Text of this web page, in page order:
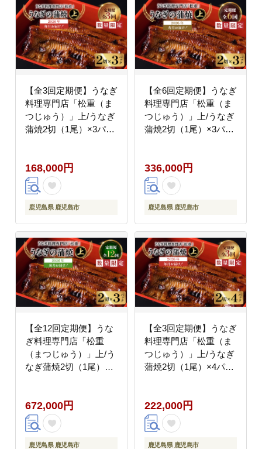
【全3回定期便】うなぎ
料理専門店「松重（ま
つじゅう）」上/うなぎ
蒲焼2切（1尾）×3パッ
168,000円
鹿児島県 鹿児島市
【全6回定期便】うなぎ
料理専門店「松重（ま
つじゅう）」上/うなぎ
蒲焼2切（1尾）×3パッ
336,000円
鹿児島県 鹿児島市
【全12回定期便】うな
ぎ料理専門店「松重
（まつじゅう）」上/う
なぎ蒲焼2切（1尾）×3
672,000円
鹿児島県 鹿児島市
【全3回定期便】うなぎ
料理専門店「松重（ま
つじゅう）」上/うなぎ
蒲焼2切（1尾）×4パッ
222,000円
鹿児島県 鹿児島市